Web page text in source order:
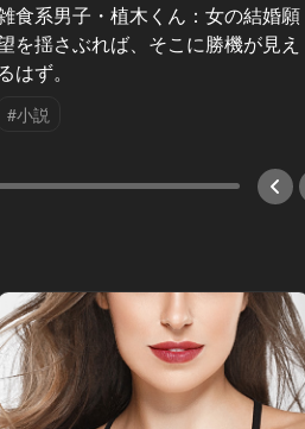
食系男子・植木くん：女の結婚願
を揺さぶれば、そこに勝機が見え
るはず。
#小説